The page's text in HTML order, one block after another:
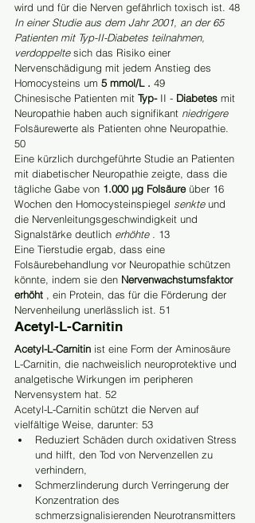
wird und für die Nerven gefährlich toxisch ist. 48
In einer Studie aus dem Jahr 2001, an der 65
Patienten mit Typ-II-Diabetes teilnahmen,
verdoppelte sich das Risiko einer
Nervenschädigung mit jedem Anstieg des
Homocysteins um 5 mmol/L . 49
Chinesische Patienten mit Typ- II - Diabetes mit
Neuropathie haben auch signifikant niedrigere
Folsäurewerte als Patienten ohne Neuropathie.
50
Eine kürzlich durchgeführte Studie an Patienten
mit diabetischer Neuropathie zeigte, dass die
tägliche Gabe von 1.000 µg Folsäure über 16
Wochen den Homocysteinspiegel senkte und
die Nervenleitungsgeschwindigkeit und
Signalstärke deutlich erhöhte . 13
Eine Tierstudie ergab, dass eine
Folsäurebehandlung vor Neuropathie schützen
könnte, indem sie den Nervenwachstumsfaktor
erhöht , ein Protein, das für die Förderung der
Nervenheilung unerlässlich ist. 51
Acetyl-L-Carnitin
Acetyl-L-Carnitin ist eine Form der Aminosäure
L-Carnitin, die nachweislich neuroprotektive und
analgetische Wirkungen im peripheren
Nervensystem hat. 52
Acetyl-L-Carnitin schützt die Nerven auf
vielfältige Weise, darunter: 53
Reduziert Schäden durch oxidativen Stress
und hilft, den Tod von Nervenzellen zu
verhindern,
Schmerzlinderung durch Verringerung der
Konzentration des
schmerzsignalisierenden Neurotransmitters